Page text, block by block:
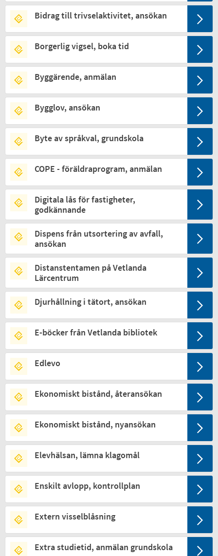
Bidrag till trivselaktivitet, ansökan
Borgerlig vigsel, boka tid
Byggärende, anmälan
Bygglov, ansökan
Byte av språkval, grundskola
COPE - föräldraprogram, anmälan
Digitala lås för fastigheter,
godkännande
Dispens från utsortering av avfall,
ansökan
Distanstentamen på Vetlanda
Lärcentrum
Djurhållning i tätort, ansökan
E-böcker från Vetlanda bibliotek
Edlevo
Ekonomiskt bistånd, återansökan
Ekonomiskt bistånd, nyansökan
Elevhälsan, lämna klagomål
Enskilt avlopp, kontrollplan
Extern visselblåsning
Extra studietid, anmälan grundskola